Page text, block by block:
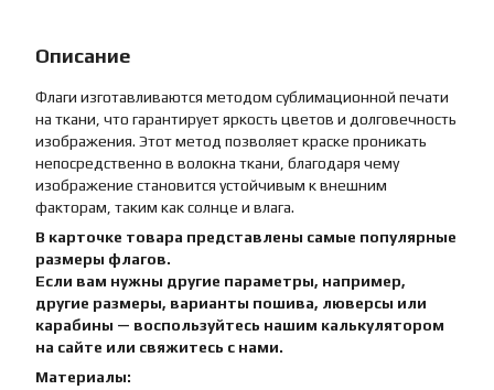
Описание
Флаги изготавливаются методом сублимационной печати
на ткани, что гарантирует яркость цветов и долговечность
изображения. Этот метод позволяет краске проникать
непосредственно в волокна ткани, благодаря чему
изображение становится устойчивым к внешним
факторам, таким как солнце и влага.
В карточке товара представлены самые популярные
размеры флагов.
Если вам нужны другие параметры, например,
другие размеры, варианты пошива, люверсы или
карабины — воспользуйтесь нашим калькулятором
на сайте или свяжитесь с нами.
Материалы: